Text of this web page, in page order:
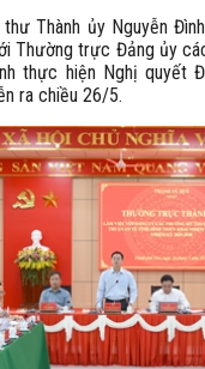
Thành ủy Nguyễn
Thường trực Đảng ủy
thực hiện Nghị quyết
ra chiều 26/5.